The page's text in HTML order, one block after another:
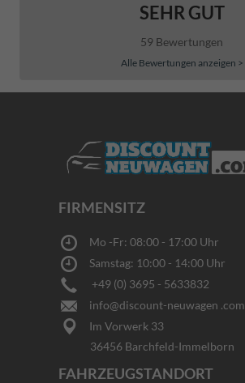
SEHR GUT
59 Bewertungen
Alle Bewertungen anzeigen >
FIRMENSITZ
Mo -Fr: 08:00 - 17:00 Uhr
Samstag: 10:00 - 14:00 Uhr
+49 (0) 3695 - 5633832
info@discount-neuwagen .com
Im Vorwerk 33
36456 Barchfeld-Immelborn
FAHRZEUGSTANDORT